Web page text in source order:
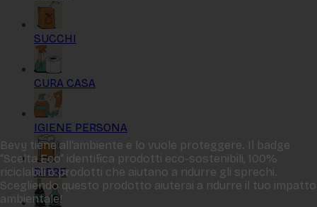
SUCCHI
CURA CASA
IGIENE PERSONA
BIRRE
Bevy tiene all‘ambiente e lo vuole proteggere. Il badge
“Scelta Eco“ identifica prodotti eco-sostenibili, 100%
riciclabili o prodotti che aiutano a ridurre gli sprechi.
Scegliendo questo prodotto aiuterai a ridurre il tuo impatto
ambientale!